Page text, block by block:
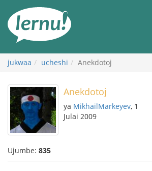
maudhui
jukwaa ucheshi Anekdotoj
Anekdotoj
ya MikhailMarkeyev, 1
Julai 2009
Ujumbe: 835